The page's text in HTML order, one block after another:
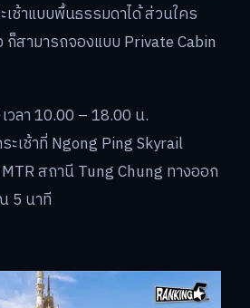
เช้าแบบพื้นธรรมดาได้ ส่วนใคร
สามารถจองแบบ Private Cabin
วลา 10.00 – 18.00 น.
ะเช้าที่ Ngong Ping Skyrail
สถานี Tung Chung ทางออก
5 นาที